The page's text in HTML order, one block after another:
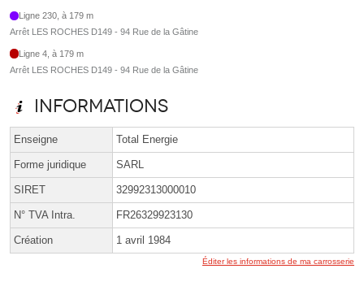
Ligne 230, à 179 m
Arrêt LES ROCHES D149 - 94 Rue de la Gâtine
Ligne 4, à 179 m
Arrêt LES ROCHES D149 - 94 Rue de la Gâtine
Informations
Enseigne Total Energie
Forme juridique SARL
SIRET 32992313000010
N° TVA Intra. FR26329923130
Création 1 avril 1984
Éditer les informations de ma carrosserie